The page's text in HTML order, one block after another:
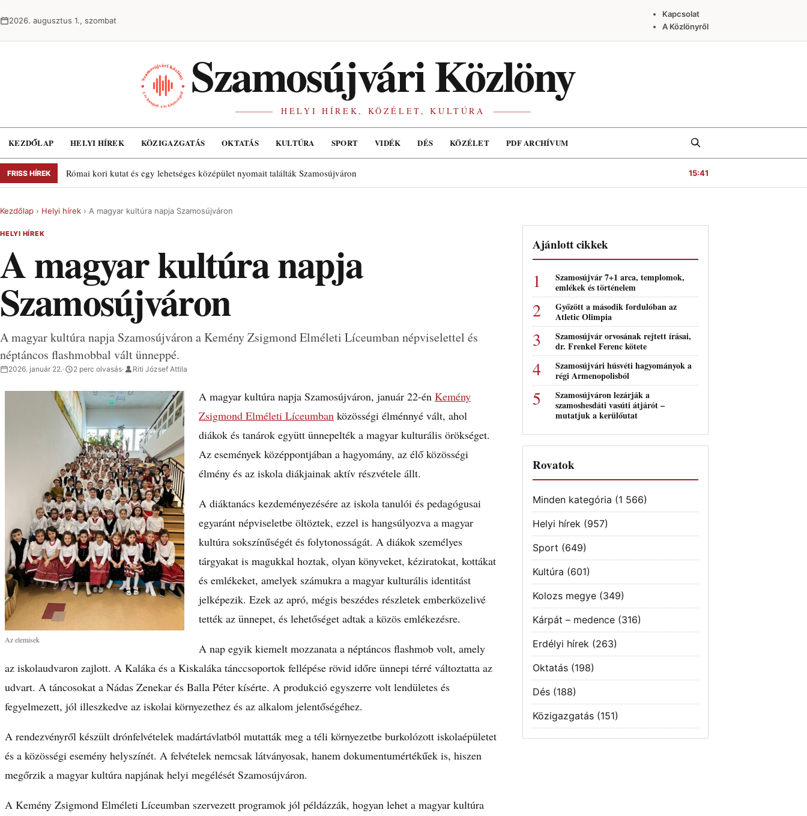
2026. augusztus 1., szombat
Kapcsolat
A Közlönyről
Szamosújvári Közlöny
HELYI HÍREK, KÖZÉLET, KULTÚRA
KEZDŐLAP HELYI HÍREK KÖZIGAZGATÁS OKTATÁS KULTÚRA SPORT VIDÉK DÉS KÖZÉLET PDF ARCHÍVUM Keresés
FRISS HÍREK Római kori kutat és egy lehetséges középület nyomait találták Szamosújváron 15:41
Kezdőlap › Helyi hírek › A magyar kultúra napja Szamosújváron
HELYI HÍREK
A magyar kultúra napja
Szamosújváron
A magyar kultúra napja Szamosújváron a Kemény Zsigmond Elméleti Líceumban népviselettel és
néptáncos flashmobbal vált ünneppé.
2026. január 22.· 2 perc olvasás· Riti József Attila
Az elemisek
A magyar kultúra napja Szamosújváron, január 22-én Kemény
Zsigmond Elméleti Líceumban közösségi élménnyé vált, ahol
diákok és tanárok együtt ünnepelték a magyar kulturális örökséget.
Az események középpontjában a hagyomány, az élő közösségi
élmény és az iskola diákjainak aktív részvétele állt.
A diáktanács kezdeményezésére az iskola tanulói és pedagógusai
egyaránt népviseletbe öltöztek, ezzel is hangsúlyozva a magyar
kultúra sokszínűségét és folytonosságát. A diákok személyes
tárgyakat is magukkal hoztak, olyan könyveket, kéziratokat, kottákat
és emlékeket, amelyek számukra a magyar kulturális identitást
jelképezik. Ezek az apró, mégis beszédes részletek emberközelivé
tették az ünnepet, és lehetőséget adtak a közös emlékezésre.
A nap egyik kiemelt mozzanata a néptáncos flashmob volt, amely
az iskolaudvaron zajlott. A Kaláka és a Kiskaláka tánccsoportok fellépése rövid időre ünnepi térré változtatta az
udvart. A táncosokat a Nádas Zenekar és Balla Péter kísérte. A produkció egyszerre volt lendületes és
fegyelmezett, jól illeszkedve az iskolai környezethez és az alkalom jelentőségéhez.
A rendezvényről készült drónfelvételek madártávlatból mutatták meg a téli környezetbe burkolózott iskolaépületet
és a közösségi esemény helyszínét. A felvételek nemcsak látványosak, hanem dokumentumértékűek is, hiszen
megőrzik a magyar kultúra napjának helyi megélését Szamosújváron.
A Kemény Zsigmond Elméleti Líceumban szervezett programok jól példázzák, hogyan lehet a magyar kultúra
Ajánlott cikkek
Szamosújvár 7+1 arca, templomok,
emlékek és történelem
Győzött a második fordulóban az
Atletic Olimpia
Szamosújvár orvosának rejtett írásai,
dr. Frenkel Ferenc kötete
Szamosújvári húsvéti hagyományok a
régi Armenopolisból
Szamosújváron lezárják a
szamoshesdáti vasúti átjárót –
mutatjuk a kerülőutat
Rovatok
Minden kategória (1 566)
Helyi hírek (957)
Sport (649)
Kultúra (601)
Kolozs megye (349)
Kárpát – medence (316)
Erdélyi hírek (263)
Oktatás (198)
Dés (188)
Közigazgatás (151)